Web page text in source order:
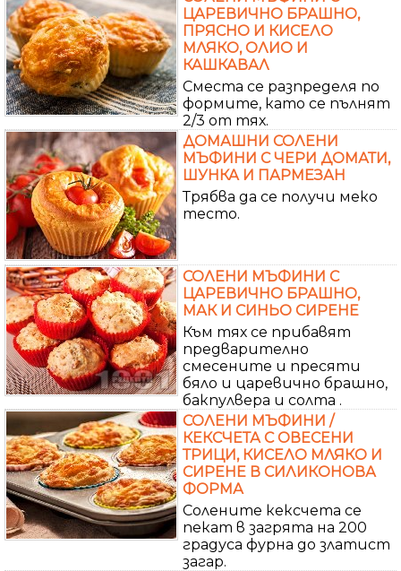
ЦАРЕВИЧНО БРАШНО,
ПРЯСНО И КИСЕЛО
МЛЯКО, ОЛИО И
КАШКАВАЛ
Сместа се разпределя по
формите, като се пълнят
2/3 от тях.
ДОМАШНИ СОЛЕНИ
МЪФИНИ С ЧЕРИ ДОМАТИ,
ШУНКА И ПАРМЕЗАН
Трябва да се получи меко
тесто.
СОЛЕНИ МЪФИНИ С
ЦАРЕВИЧНО БРАШНО,
МАК И СИНЬО СИРЕНЕ
Към тях се прибавят
предварително
смесените и пресяти
бяло и царевично брашно,
бакпулвера и солта .
СОЛЕНИ МЪФИНИ /
КЕКСЧЕТА С ОВЕСЕНИ
ТРИЦИ, КИСЕЛО МЛЯКО И
СИРЕНЕ В СИЛИКОНОВА
ФОРМА
Солените кексчета се
пекат в загрята на 200
градуса фурна до златист
загар.